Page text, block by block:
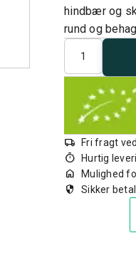
hindbær og
rund og
Antal
local_shipping Fri fragt
timer Hurtig
home Mulighed
security Sikker